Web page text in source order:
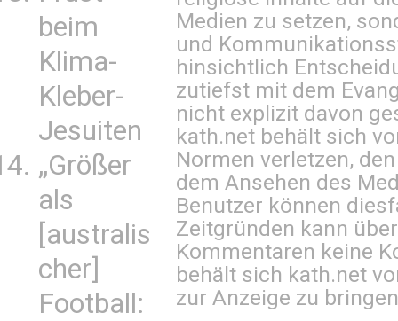
beim
Klima-
Kleber-
Jesuiten
„Größer
als
[australis
cher]
Football:
Medien zu setzen,
und
hinsichtlich
zutiefst mit dem
nicht explizit davon
kath.net behält sich
Normen verletzen,
dem Ansehen des
Benutzer können
Zeitgründen kann
Kommentaren keine
behält sich kath.net
zur Anzeige zu